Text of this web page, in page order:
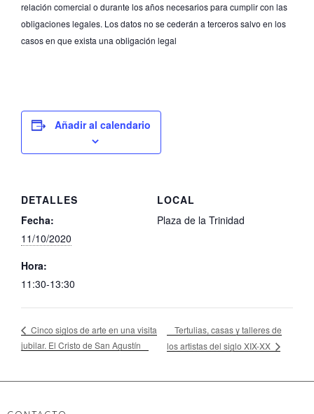
relación comercial o durante los años necesarios para cumplir con las
obligaciones legales. Los datos no se cederán a terceros salvo en los
casos en que exista una obligación legal
Añadir al calendario
DETALLES
Fecha:
11/10/2020
Hora:
11:30-13:30
LOCAL
Plaza de la Trinidad
Cinco siglos de arte en una visita
jubilar. El Cristo de San Agustín
Tertulias, casas y talleres de
los artistas del siglo XIX-XX